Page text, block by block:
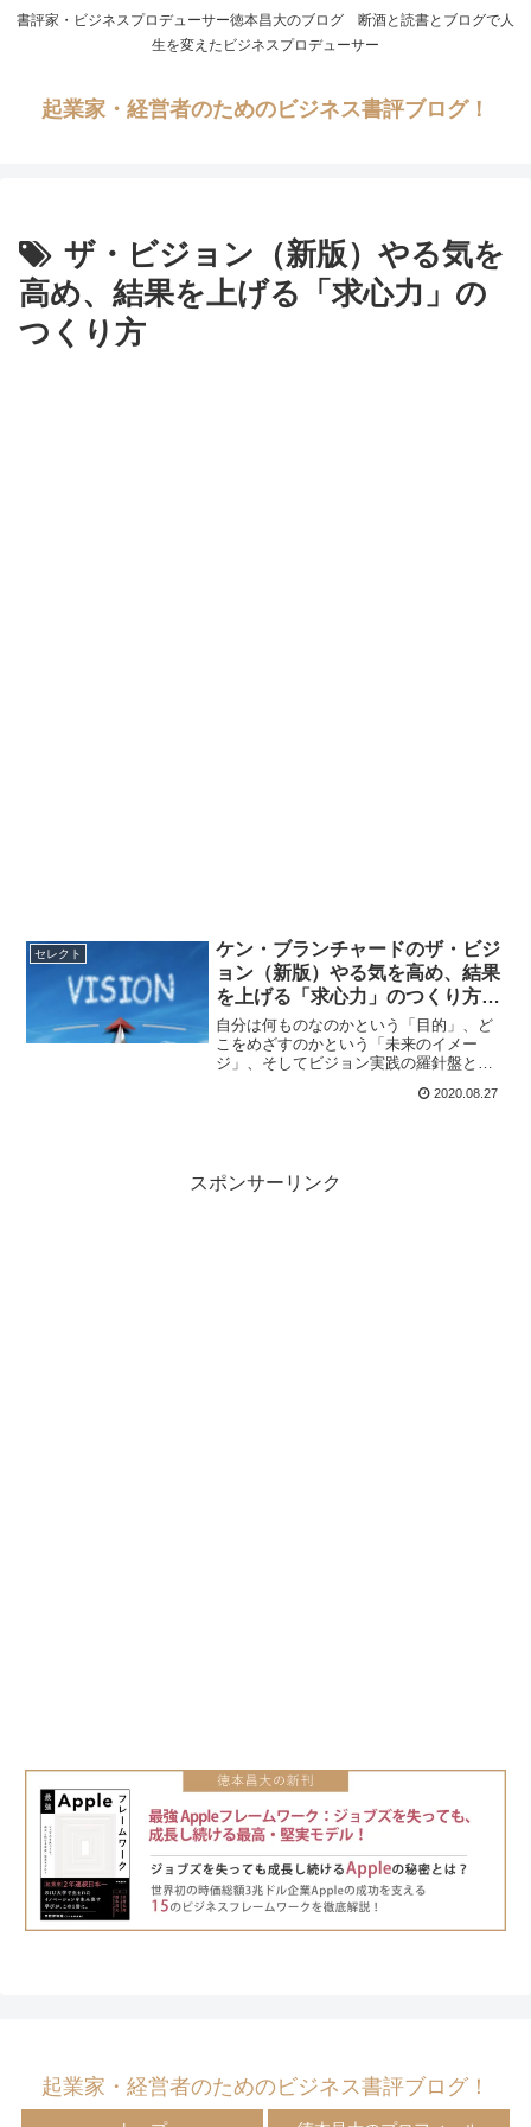
書評家・ビジネスプロデューサー徳本昌大のブログ 断酒と読書とブログで人
生を変えたビジネスプロデューサー
起業家・経営者のためのビジネス書評ブログ！
ザ・ビジョン（新版）やる気を
高め、結果を上げる「求心力」の
つくり方
セレクト
ケン・ブランチャードのザ・ビジ
ョン（新版）やる気を高め、結果
を上げる「求心力」のつくり方の
書評
自分は何ものなのかという「目的」、ど
こをめざすのかという「未来のイメー
ジ」、そしてビジョン実践の羅針盤とな
リーダーはよりよいビジョンを描けるよ
2020.08.27
スポンサーリンク
起業家・経営者のためのビジネス書評ブログ！